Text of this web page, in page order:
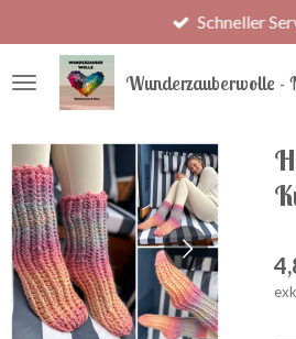
Hauptinhalt
springen
Wunderzauberwolle -
Schneller